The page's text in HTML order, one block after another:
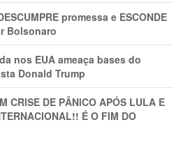
promessa e ESCONDE
Bolsonaro
nos EUA ameaça bases do
Donald Trump
CRlSE DE PÂNlCO APÓS LULA E
É O FIM DO